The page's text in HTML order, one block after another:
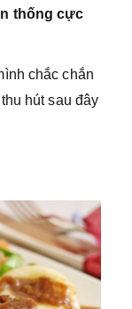
thống cực
chắc chắn
hút sau đây